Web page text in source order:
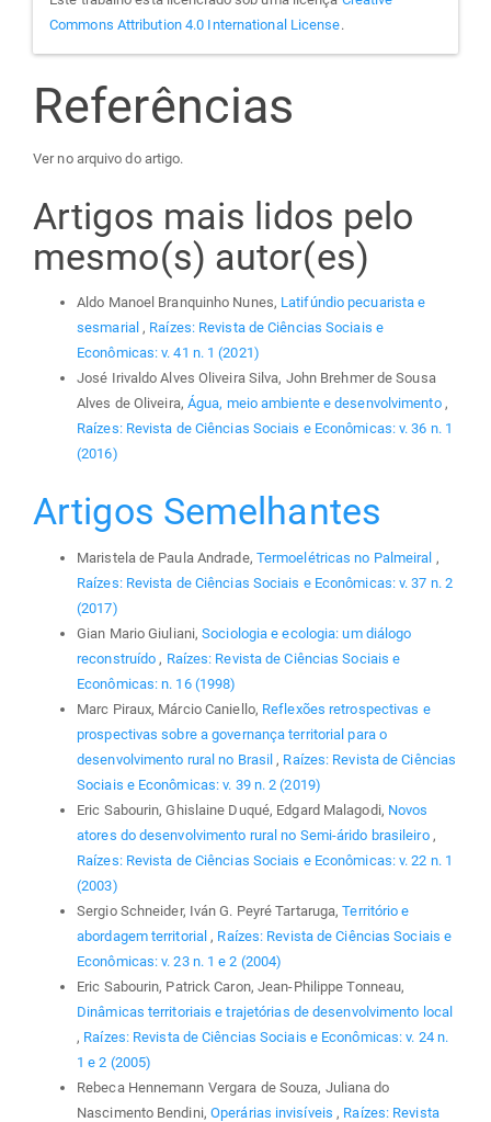
Commons Attribution 4.0 International License.
Referências
Ver no arquivo do artigo.
Artigos mais lidos pelo
mesmo(s) autor(es)
Aldo Manoel Branquinho Nunes, Latifúndio pecuarista e
sesmarial , Raízes: Revista de Ciências Sociais e
Econômicas: v. 41 n. 1 (2021)
José Irivaldo Alves Oliveira Silva, John Brehmer de Sousa
Alves de Oliveira, Água, meio ambiente e desenvolvimento ,
Raízes: Revista de Ciências Sociais e Econômicas: v. 36 n. 1
(2016)
Artigos Semelhantes
Maristela de Paula Andrade, Termoelétricas no Palmeiral ,
Raízes: Revista de Ciências Sociais e Econômicas: v. 37 n. 2
(2017)
Gian Mario Giuliani,Sociologia e ecologia: um diálogo
reconstruído , Raízes: Revista de Ciências Sociais e
Econômicas: n. 16 (1998)
Marc Piraux, Márcio Caniello, Reflexões retrospectivas e
prospectivas sobre a governança territorial para o
desenvolvimento rural no Brasil , Raízes: Revista de Ciências
Sociais e Econômicas: v. 39 n. 2 (2019)
Eric Sabourin, Ghislaine Duqué, Edgard Malagodi, Novos
atores do desenvolvimento rural no Semi-árido brasileiro ,
Raízes: Revista de Ciências Sociais e Econômicas: v. 22 n. 1
(2003)
Sergio Schneider, Iván G. Peyré Tartaruga,Território e
abordagem territorial , Raízes: Revista de Ciências Sociais e
Econômicas: v. 23 n. 1 e 2 (2004)
Eric Sabourin, Patrick Caron, Jean-Philippe Tonneau,
Dinâmicas territoriais e trajetórias de desenvolvimento local
, Raízes: Revista de Ciências Sociais e Econômicas: v. 24 n.
1 e 2 (2005)
Rebeca Hennemann Vergara de Souza, Juliana do
Nascimento Bendini, Operárias invisíveis , Raízes: Revista